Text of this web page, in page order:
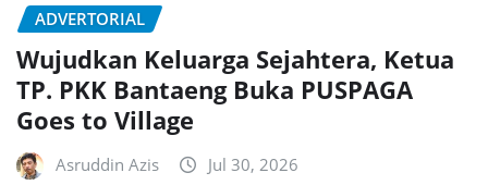
ADVERTORIAL
Wujudkan Keluarga Sejahtera, Ketua
TP. PKK Bantaeng Buka PUSPAGA
Goes to Village
Asruddin Azis Jul 30, 2026